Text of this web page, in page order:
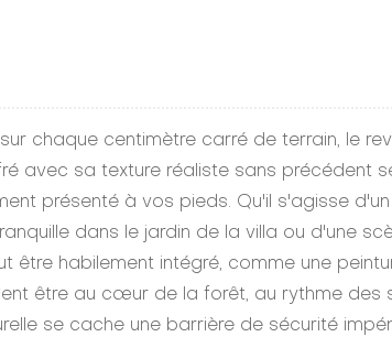
chaque centimètre carré de terrain, le
avec sa texture réaliste sans précédent
présenté à vos pieds. Qu'il s'agisse
dans le jardin de la villa ou d'une
être habilement intégré, comme une
être au cœur de la forêt, au rythme des
se cache une barrière de sécurité